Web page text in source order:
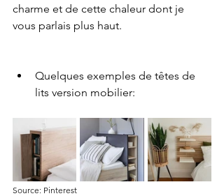
charme et de cette chaleur dont je
vous parlais plus haut.
Quelques exemples de têtes de
lits version mobilier:
Source: Pinterest